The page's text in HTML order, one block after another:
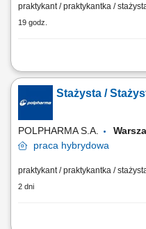
praktykant / praktykantka /
19 godz.
Szukasz miejsca, w którym
obszarze compliance, etyki
zobaczyć, jak funkcjonuje duża
udział w projektach
do zespołu Compliance....
Stażysta /
POLPHARMA S.A.
praca hybrydowa
praktykant / praktykantka /
2 dni